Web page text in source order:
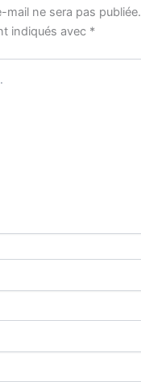
mail ne sera pas publiée.
indiqués avec *